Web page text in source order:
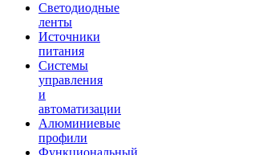
Светодиодные
ленты
Источники
питания
Системы
управления
и
автоматизации
Алюминиевые
профили
Функциональный